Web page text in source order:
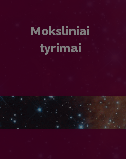
Moksliniai
tyrimai